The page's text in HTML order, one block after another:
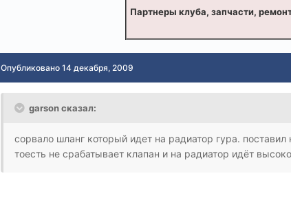
Партнеры клуба, запчасти,
Опубликовано 14 декабря, 2009
garson сказал:
сорвало шланг который идет на радиатор гура.
тоесть не срабатывает клапан и на радиатор идёт